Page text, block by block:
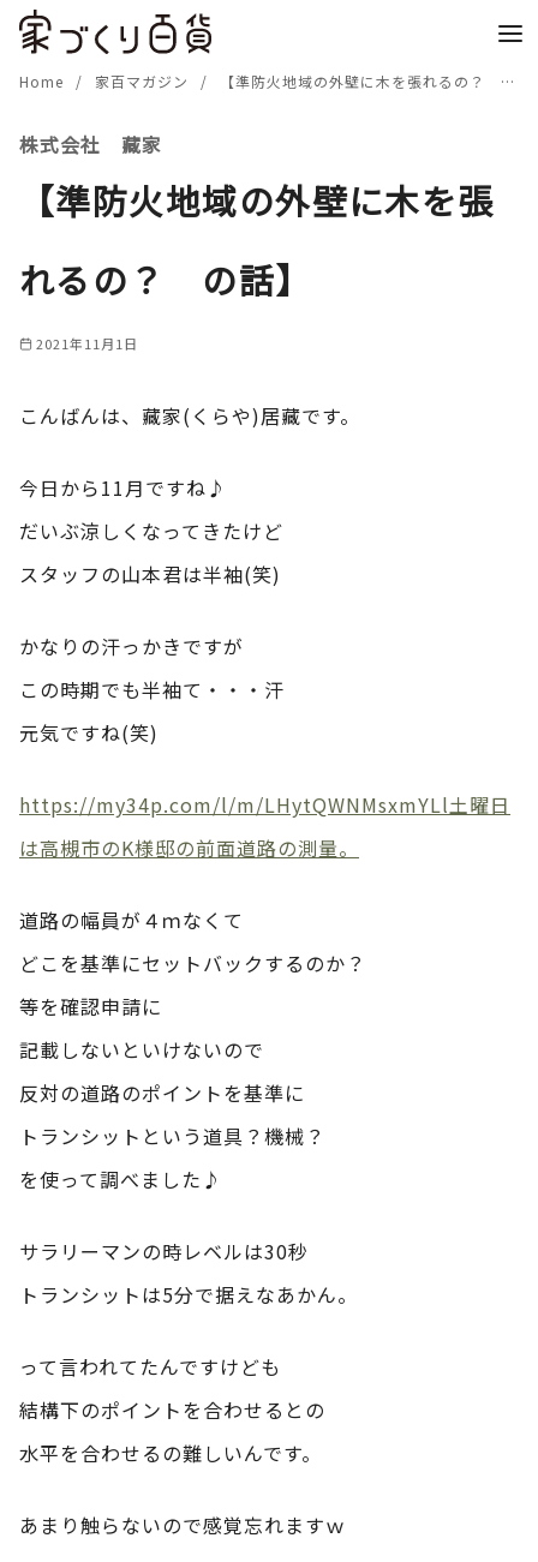
Home 家百マガジン 【準防火地域の外壁に木を張れるの？ の話】
株式会社 藏家
【準防火地域の外壁に木を張
れるの？ の話】
2021年11月1日
こんばんは、藏家(くらや)居藏です。
今日から11月ですね♪
だいぶ涼しくなってきたけど
スタッフの山本君は半袖(笑)
かなりの汗っかきですが
この時期でも半袖て・・・汗
元気ですね(笑)
https://my34p.com/l/m/LHytQWNMsxmYLl土曜日
は高槻市のK様邸の前面道路の測量。
道路の幅員が４ｍなくて
どこを基準にセットバックするのか？
等を確認申請に
記載しないといけないので
反対の道路のポイントを基準に
トランシットという道具？機械？
を使って調べました♪
サラリーマンの時レベルは30秒
トランシットは5分で据えなあかん。
って言われてたんですけども
結構下のポイントを合わせるとの
水平を合わせるの難しいんです。
あまり触らないので感覚忘れますｗ